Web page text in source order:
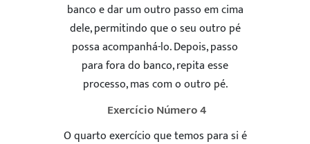
banco e dar um outro passo em cima
dele, permitindo que o seu outro pé
possa acompanhá-lo. Depois, passo
para fora do banco, repita esse
processo, mas com o outro pé.
Exercício Número 4
O quarto exercício que temos para si é